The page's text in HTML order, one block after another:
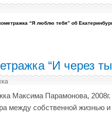
“Я люблю тебя” об
“И через
Максима Парамонова, 2008г.
между собственной жизнью